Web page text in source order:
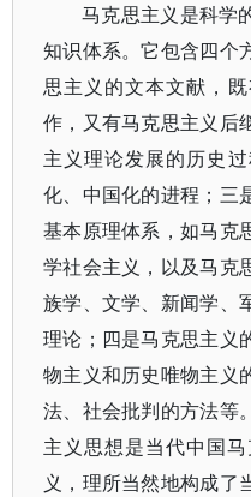
马克思主义是科学
知识体系。它包含四个
思主义的文本文献，
作，又有马克思主义后
主义理论发展的历史
化、中国化的进程；三
基本原理体系，如马克
学社会主义，以及马克
族学、文学、新闻学、
理论；四是马克思主义
物主义和历史唯物主义
法、社会批判的方法等
主义思想是当代中国
义，理所当然地构成了